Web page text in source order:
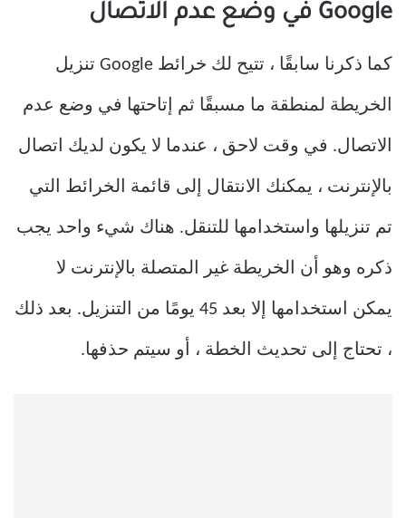
Google في وضع عدم الاتصال
كما ذكرنا سابقًا ، تتيح لك خرائط Google تنزيل
الخريطة لمنطقة ما مسبقًا ثم إتاحتها في وضع عدم
الاتصال. في وقت لاحق ، عندما لا يكون لديك اتصال
بالإنترنت ، يمكنك الانتقال إلى قائمة الخرائط التي
تم تنزيلها واستخدامها للتنقل. هناك شيء واحد يجب
ذكره وهو أن الخريطة غير المتصلة بالإنترنت لا
يمكن استخدامها إلا بعد 45 يومًا من التنزيل. بعد ذلك
، تحتاج إلى تحديث الخطة ، أو سيتم حذفها.